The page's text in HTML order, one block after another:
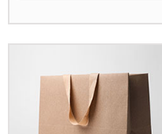
Túi
Giấy